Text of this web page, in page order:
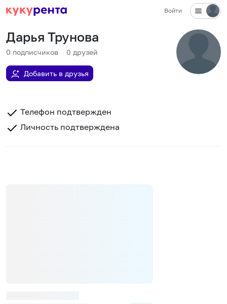
Войти
Дарья Трунова
0 подписчиков 0 друзей
Добавить в друзья
Телефон подтвержден
Личность подтверждена